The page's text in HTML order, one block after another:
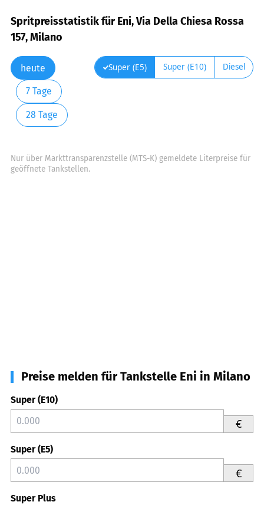
Spritpreisstatistik für Eni, Via Della Chiesa Rossa
157, Milano
heute
7 Tage
28 Tage
Super (E5) Super (E10) Diesel
Nur über Markttransparenzstelle (MTS-K) gemeldete Literpreise für
geöffnete Tankstellen.
Preise melden für Tankstelle Eni in Milano
Super (E10)
€
Super (E5)
€
Super Plus